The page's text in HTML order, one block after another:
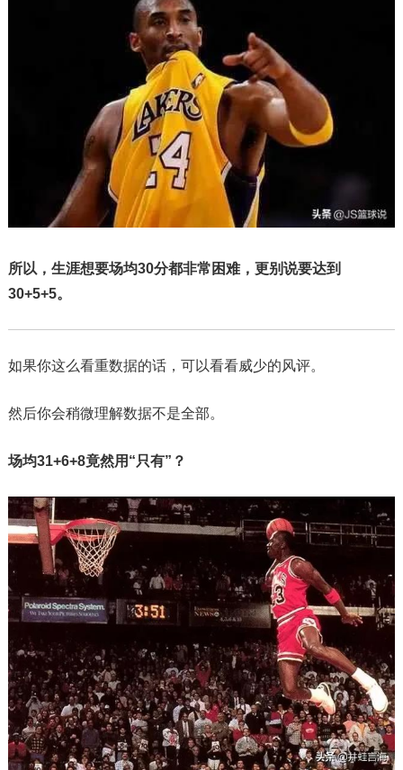
所以，生涯想要场均30分都非常困难，更别说要达到
30+5+5。
如果你这么看重数据的话，可以看看威少的风评。
然后你会稍微理解数据不是全部。
场均31+6+8竟然用“只有”？